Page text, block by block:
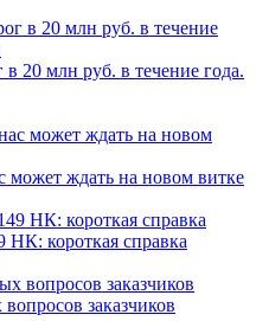
20 млн руб. в течение года.
может ждать на новом витке
короткая справка
заказчиков